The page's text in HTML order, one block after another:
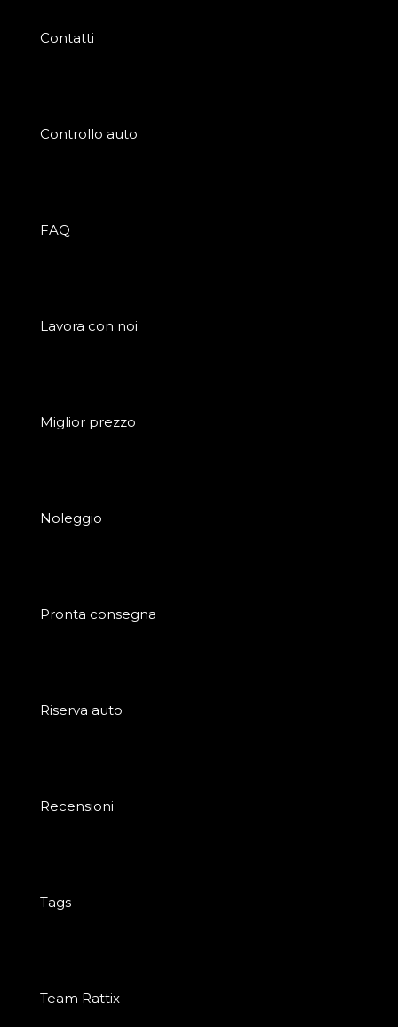
Contatti
Controllo auto
FAQ
Lavora con noi
Miglior prezzo
Noleggio
Pronta consegna
Riserva auto
Recensioni
Tags
Team Rattix